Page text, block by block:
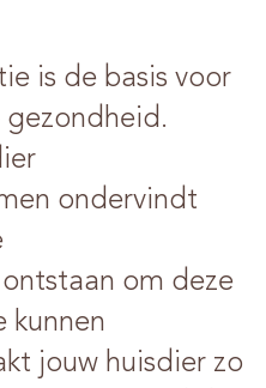
is de basis voor
gezondheid.
ondervindt
om deze
kunnen
jouw huisdier zo